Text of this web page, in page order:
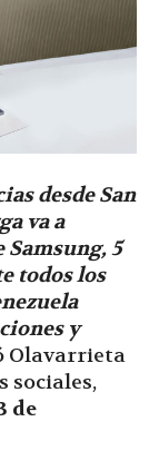
desde San
va a
5
todos los
y
Olavarrieta
sociales,
de